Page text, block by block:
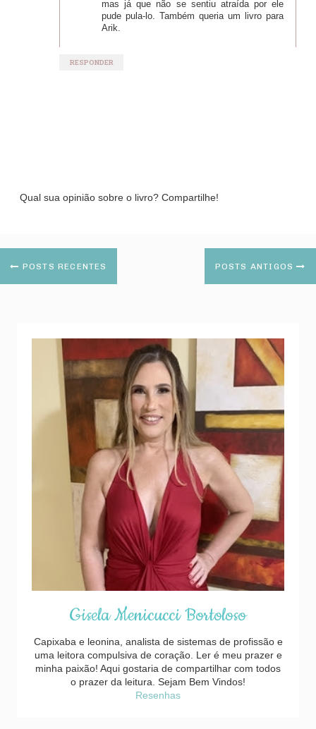
mas já que não se sentiu atraída por ele
pude pula-lo. Também queria um livro para
Arik.
RESPONDER
Qual sua opinião sobre o livro? Compartilhe!
POSTS RECENTES POSTS ANTIGOS
Gisela Menicucci Bortoloso
Capixaba e leonina, analista de sistemas de profissão e
uma leitora compulsiva de coração. Ler é meu prazer e
minha paixão! Aqui gostaria de compartilhar com todos
o prazer da leitura. Sejam Bem Vindos!
Resenhas